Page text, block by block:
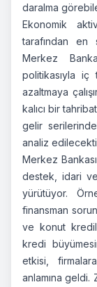
daralma
Ekonomik
tarafından en
Merkez
politikasıyla iç
azaltmaya
kalıcı bir
gelir
analiz
Merkez
destek, idari
yürütüyor.
finansman
ve konut
kredi
etkisi,
anlamına geldi.